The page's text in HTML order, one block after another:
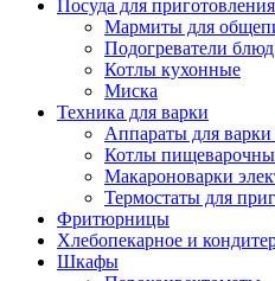
Посуда для приготовления
Мармиты для
Подогреватели блюд
Котлы кухонные
Миска
Техника для варки
Аппараты для
Котлы
Макароноварки
Термостаты для
Фритюрницы
Хлебопекарное и
Шкафы